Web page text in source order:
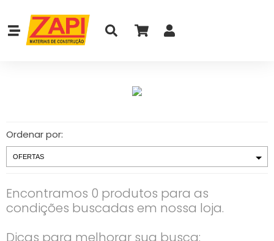
Ordenar por:
Encontramos 0 produtos para as
condições buscadas em nossa loja.
Dicas para melhorar sua busca: